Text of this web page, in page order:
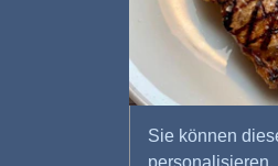
Sie können
personalisieren.